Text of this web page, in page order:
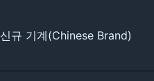
신규 기계(Chinese Brand)